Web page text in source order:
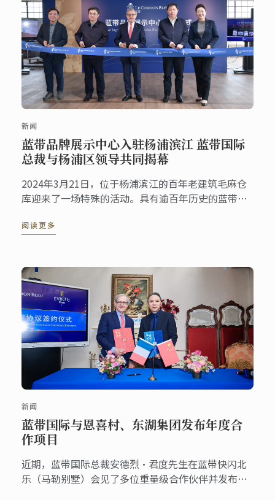
新闻
蓝带品牌展示中心入驻杨浦滨江 蓝带国际
总裁与杨浦区领导共同揭幕
2024年3月21日，位于杨浦滨江的百年老建筑毛麻仓
库迎来了一场特殊的活动。具有逾百年历史的蓝带国
记薛侃，杨浦区委副书记、区长周海鹰与蓝带国际总
阅读更多
新闻
蓝带国际与恩喜村、东湖集团发布年度合
作项目
近期，蓝带国际总裁安德烈·君度先生在蓝带快闪北
乐（马勒别墅）会见了多位重量级合作伙伴并发布了